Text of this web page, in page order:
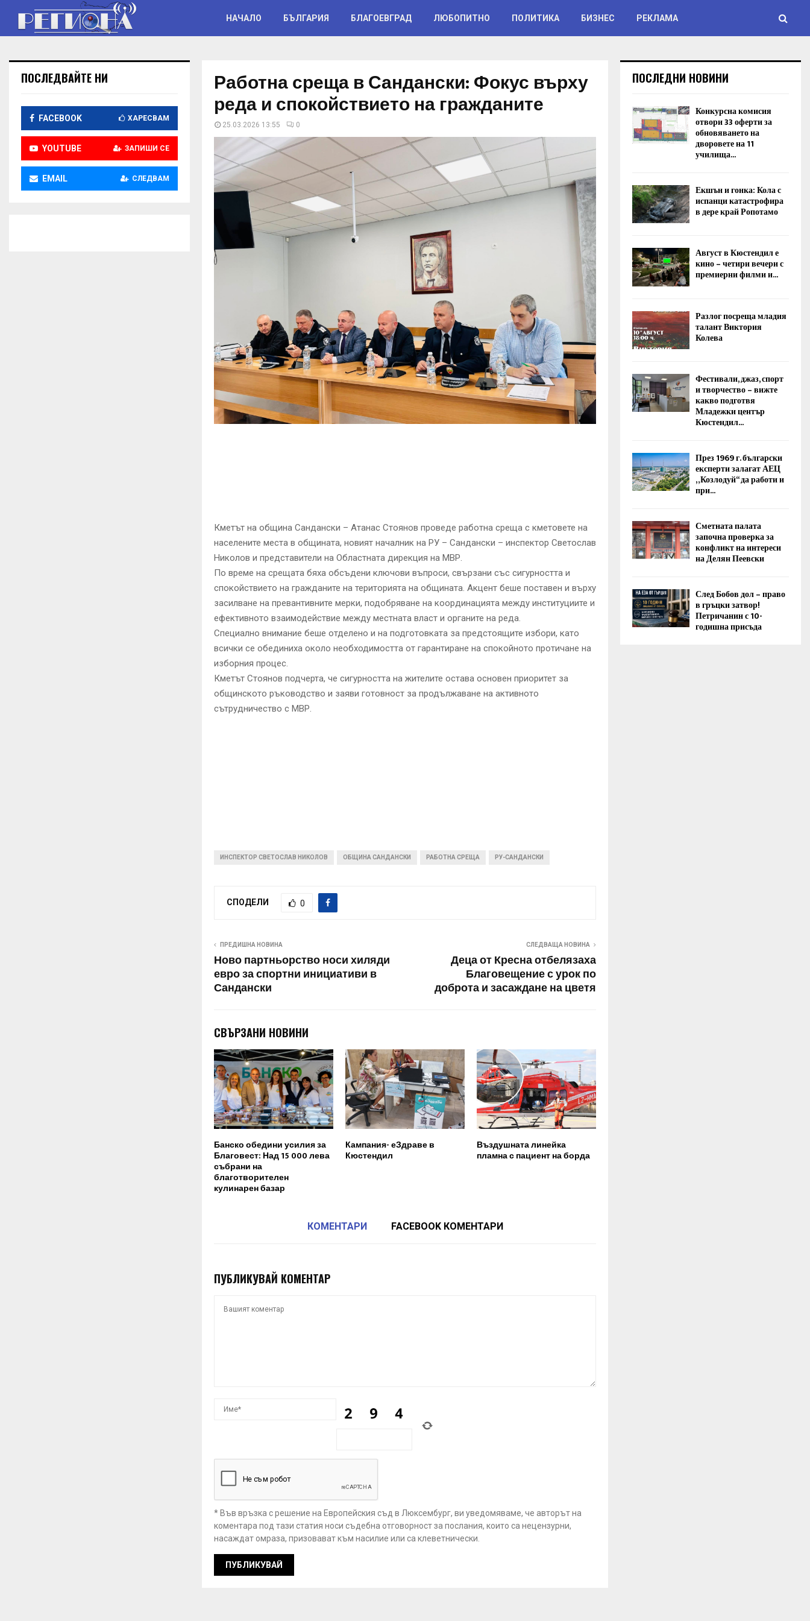
НАЧАЛО БЪЛГАРИЯ БЛАГОЕВГРАД ЛЮБОПИТНО ПОЛИТИКА БИЗНЕС РЕКЛАМА
Работна среща в Сандански: Фокус върху
реда и спокойствието на гражданите
25.03.2026 13:55 0
Кметът на община Сандански – Атанас Стоянов проведе работна среща с кметовете на
населените места в общината, новият началник на РУ – Сандански – инспектор Светослав
Николов и представители на Областната дирекция на МВР.
По време на срещата бяха обсъдени ключови въпроси, свързани със сигурността и
спокойствието на гражданите на територията на общината. Акцент беше поставен и върху
засилване на превантивните мерки, подобряване на координацията между институциите и
ефективното взаимодействие между местната власт и органите на реда.
Специално внимание беше отделено и на подготовката за предстоящите избори, като
всички се обединиха около необходимостта от гарантиране на спокойното протичане на
изборния процес.
Кметът Стоянов подчерта, че сигурността на жителите остава основен приоритет за
общинското ръководство и заяви готовност за продължаване на активното
сътрудничество с МВР.
ИНСПЕКТОР СВЕТОСЛАВ НИКОЛОВ ОБЩИНА САНДАНСКИ РАБОТНА СРЕЩА РУ-САНДАНСКИ
СПОДЕЛИ 0
ПРЕДИШНА НОВИНА
Ново партньорство носи хиляди
евро за спортни инициативи в
Сандански
СЛЕДВАЩА НОВИНА
Деца от Кресна отбелязаха
Благовещение с урок по
доброта и засаждане на цветя
СВЪРЗАНИ НОВИНИ
Банско обедини усилия за
Благовест: Над 15 000 лева
събрани на
благотворителен
кулинарен базар
Кампания- еЗдраве в
Кюстендил
Въздушната линейка
пламна с пациент на борда
КОМЕНТАРИ FACEBOOK КОМЕНТАРИ
ПУБЛИКУВАЙ КОМЕНТАР
* Във връзка с решение на Европейския съд в Люксембург, ви уведомяваме, че авторът на
коментара под тази статия носи съдебна отговорност за послания, които са нецензурни,
насаждат омраза, призовават към насилие или са клеветнически.
ПОСЛЕДВАЙТЕ НИ
FACEBOOK ХАРЕСВАМ
YOUTUBE ЗАПИШИ СЕ
EMAIL СЛЕДВАМ
ПОСЛЕДНИ НОВИНИ
Конкурсна комисия
отвори 33 оферти за
обновяването на
дворовете на 11
училища...
Екшън и гонка: Кола с
испанци катастрофира
в дере край Ропотамо
Август в Кюстендил е
кино – четири вечери с
премиерни филми и...
Разлог посреща младия
талант Виктория
Колева
Фестивали, джаз, спорт
и творчество – вижте
какво подготвя
Младежки център
Кюстендил...
През 1969 г. български
експерти залагат АЕЦ
„Козлодуй“ да работи и
при...
Сметната палата
започна проверка за
конфликт на интереси
на Делян Пеевски
След Бобов дол – право
в гръцки затвор!
Петричанин с 10-
годишна присъда